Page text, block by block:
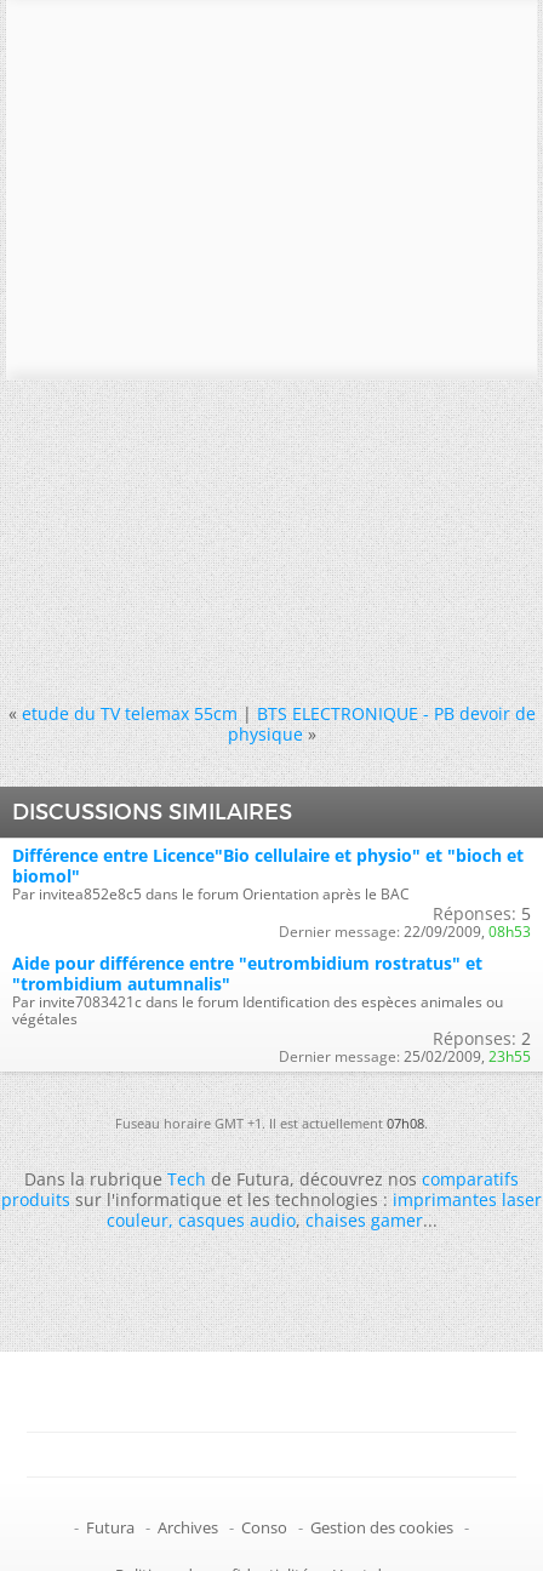
« etude du TV telemax 55cm|BTS ELECTRONIQUE - PB devoir de
physique »
DISCUSSIONS SIMILAIRES
Différence entre Licence"Bio cellulaire et physio" et "bioch et
biomol"
Par invitea852e8c5 dans le forum Orientation après le BAC
Réponses: 5
Dernier message: 22/09/2009, 08h53
Aide pour différence entre "eutrombidium rostratus" et
"trombidium autumnalis"
Par invite7083421c dans le forum Identification des espèces animales ou
végétales
Réponses: 2
Dernier message: 25/02/2009, 23h55
Fuseau horaire GMT +1. Il est actuellement07h08.
Dans la rubriqueTechde Futura, découvrez noscomparatifs
produitssur l'informatique et les technologies : imprimantes laser
couleur,casques audio,chaises gamer...
- Futura - Archives - Conso - Gestion des cookies -